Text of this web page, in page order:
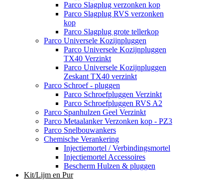
Parco Slagplug verzonken kop
Parco Slagplug RVS verzonken
kop
Parco Slagplug grote tellerkop
Parco Universele Kozijnpluggen
Parco Universele Kozijnpluggen
TX40 Verzinkt
Parco Universele Kozijnpluggen
Zeskant TX40 verzinkt
Parco Schroef - pluggen
Parco Schroefpluggen Verzinkt
Parco Schroefpluggen RVS A2
Parco Spanhulzen Geel Verzinkt
Parco Metaalanker Verzonken kop - PZ3
Parco Snelbouwankers
Chemische Verankering
Injectiemortel / Verbindingsmortel
Injectiemortel Accessoires
Bescherm Hulzen & pluggen
Kit/Lijm en Pur